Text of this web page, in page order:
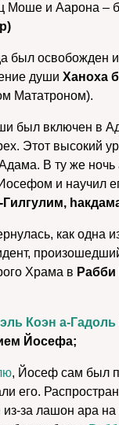
Моше и Аарона –
был освобожден
души Ханоха
Мататроном).
был включен в
Этот высокий
В ту же ночь
и научил
как одна
Храма в
Коэн а-Гадоль
Йосефа;
, Йосеф сам был
его.
за лашон ара на